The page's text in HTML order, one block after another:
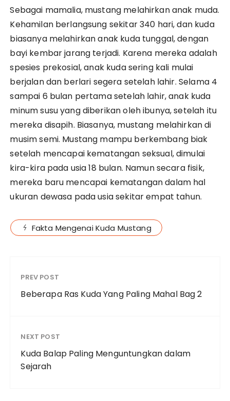
Sebagai mamalia, mustang melahirkan anak muda.
Kehamilan berlangsung sekitar 340 hari, dan kuda
biasanya melahirkan anak kuda tunggal, dengan
bayi kembar jarang terjadi. Karena mereka adalah
spesies prekosial, anak kuda sering kali mulai
berjalan dan berlari segera setelah lahir. Selama 4
sampai 6 bulan pertama setelah lahir, anak kuda
minum susu yang diberikan oleh ibunya, setelah itu
mereka disapih. Biasanya, mustang melahirkan di
musim semi. Mustang mampu berkembang biak
setelah mencapai kematangan seksual, dimulai
kira-kira pada usia 18 bulan. Namun secara fisik,
mereka baru mencapai kematangan dalam hal
ukuran dewasa pada usia sekitar empat tahun.
Fakta Mengenai Kuda Mustang
PREV POST
Beberapa Ras Kuda Yang Paling Mahal Bag 2
NEXT POST
Kuda Balap Paling Menguntungkan dalam
Sejarah